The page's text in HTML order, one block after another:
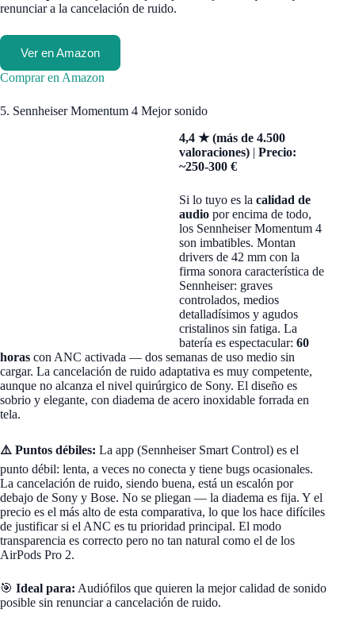
renunciar a la cancelación de ruido.
Ver en Amazon
Comprar en Amazon
5. Sennheiser Momentum 4 Mejor sonido
4,4 ★ (más de 4.500
valoraciones) |Precio:
~250-300 €
Si lo tuyo es lacalidad de
audio por encima de todo,
los Sennheiser Momentum 4
son imbatibles. Montan
drivers de 42 mm con la
firma sonora característica de
Sennheiser: graves
controlados, medios
detalladísimos y agudos
cristalinos sin fatiga. La
batería es espectacular:60
horas con ANC activada — dos semanas de uso medio sin
cargar. La cancelación de ruido adaptativa es muy competente,
aunque no alcanza el nivel quirúrgico de Sony. El diseño es
sobrio y elegante, con diadema de acero inoxidable forrada en
tela.
⚠️ Puntos débiles: La app (Sennheiser Smart Control) es el
punto débil: lenta, a veces no conecta y tiene bugs ocasionales.
La cancelación de ruido, siendo buena, está un escalón por
debajo de Sony y Bose. No se pliegan — la diadema es fija. Y el
precio es el más alto de esta comparativa, lo que los hace difíciles
de justificar si el ANC es tu prioridad principal. El modo
transparencia es correcto pero no tan natural como el de los
AirPods Pro 2.
🎯 Ideal para: Audiófilos que quieren la mejor calidad de sonido
posible sin renunciar a cancelación de ruido.